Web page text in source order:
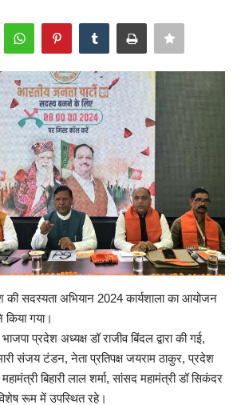
की सदस्यता अभियान 2024 कार्यशाला का आयोजन
गया।
प्रदेश अध्यक्ष डॉ राजीव बिंदल द्वारा की गई,
संजय टंडन, नेता प्रतिपक्ष जयराम ठाकुर, प्रदेश
बिहारी लाल शर्मा, सांसद महामंत्री डॉ सिकंदर
रूम में उपस्थित रहे।